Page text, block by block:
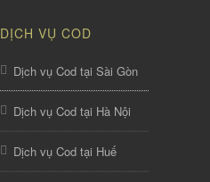
DỊCH VỤ COD
Dịch vụ Cod tại Sài Gòn
Dịch vụ Cod tại Hà Nội
Dịch vụ Cod tại Huế